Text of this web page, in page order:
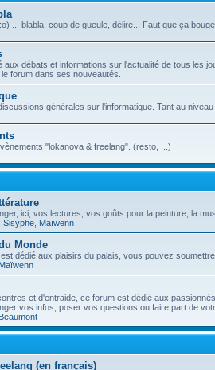
... blabla, coup de gueule, délire... Faut que ça
aux débats et informations sur l'actualité de tous les
forum dans ses nouveautés.
générales sur l'informatique. Tant au niveau
"lokanova & freelang". (resto, ...)
ici, vos lectures, vos goûts pour la peinture, la
Sisyphe Maïwenn
Monde
dédié aux plaisirs du palais, vous pouvez
Maïwenn
et d'entraide, ce forum est dédié aux
vos infos, poser vos questions ou faire part de
Beaumont
(en français)